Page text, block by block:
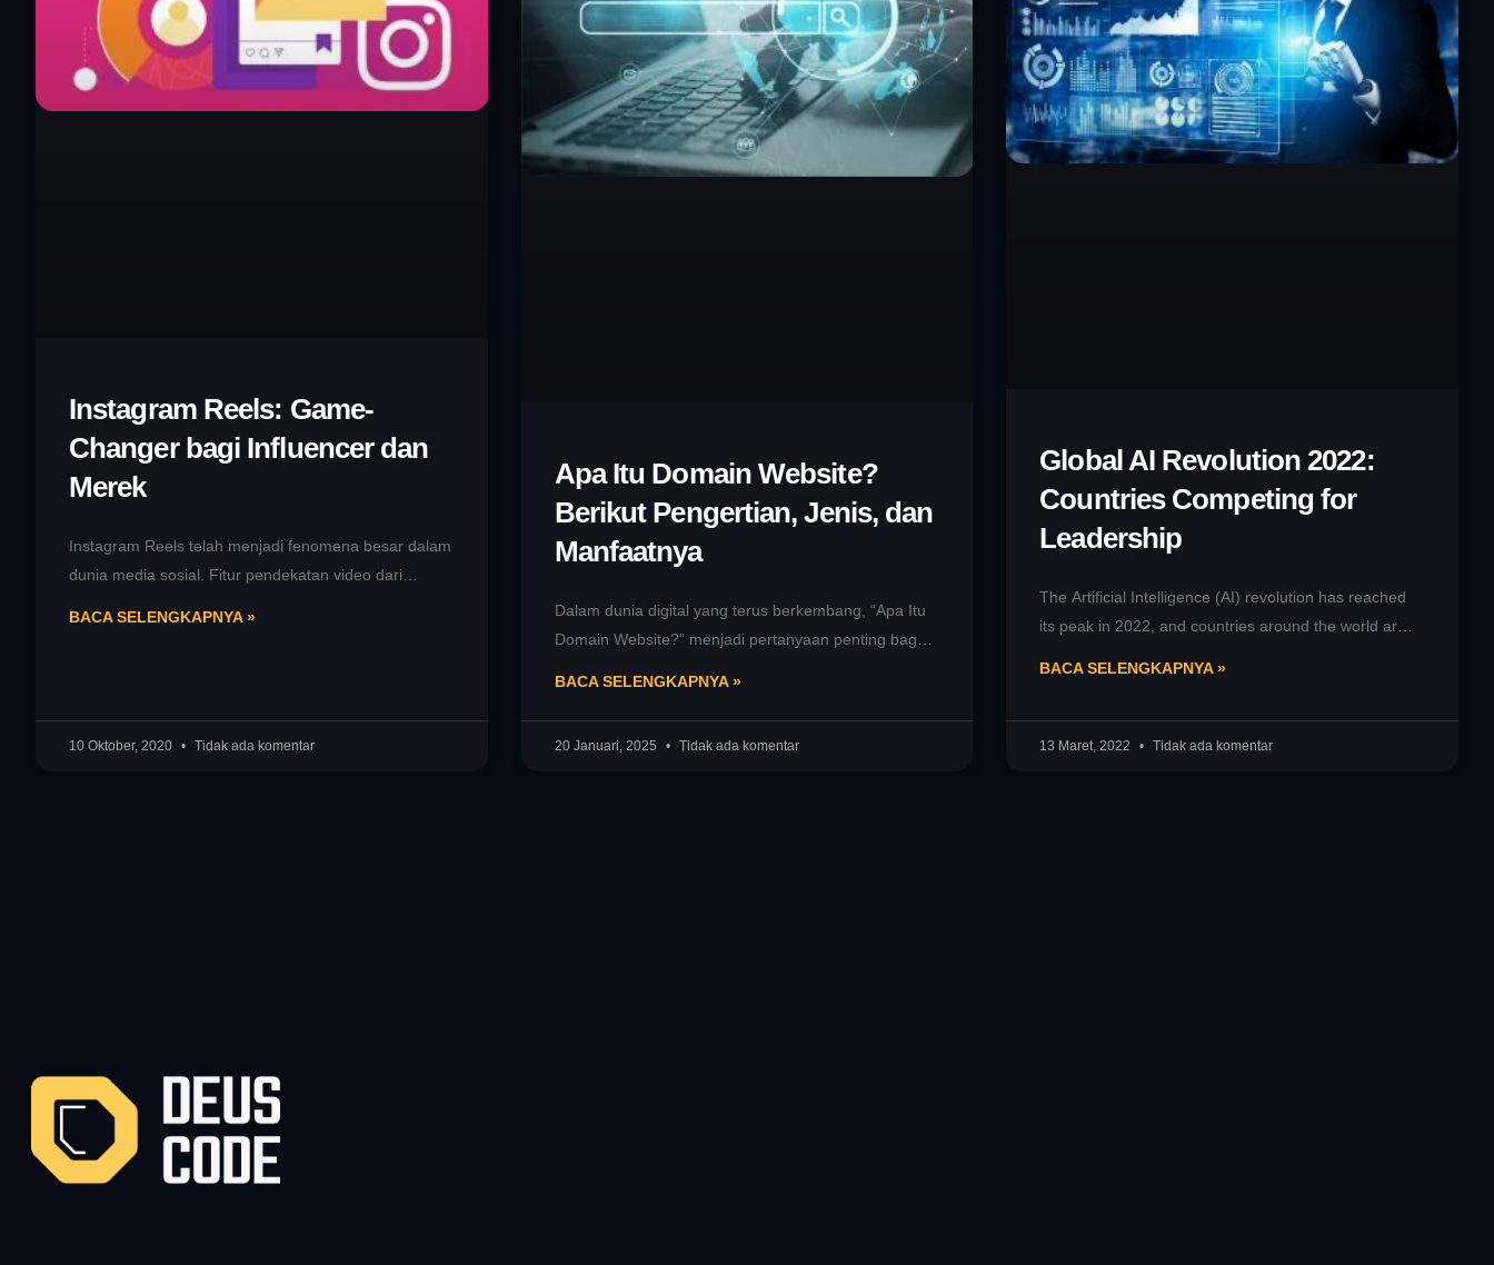
Instagram Reels: Game-
Changer bagi Influencer dan
Merek
Instagram Reels telah menjadi fenomena besar dalam
dunia media sosial. Fitur pendekatan video dari
BACA SELENGKAPNYA »
10 Oktober, 2020 Tidak ada komentar
Apa Itu Domain Website​?
Berikut Pengertian, Jenis, dan
Manfaatnya
Dalam dunia digital yang terus berkembang, “Apa Itu
Domain Website​?” menjadi pertanyaan penting bagi
BACA SELENGKAPNYA »
20 Januari, 2025 Tidak ada komentar
Global AI Revolution 2022:
Countries Competing for
Leadership
The Artificial Intelligence (AI) revolution has reached
its peak in 2022, and countries around the world are
BACA SELENGKAPNYA »
13 Maret, 2022 Tidak ada komentar